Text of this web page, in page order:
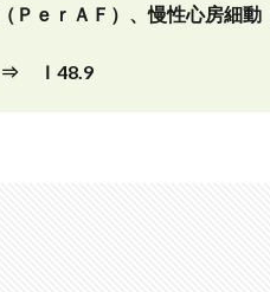
ＰｅｒＡＦ）、慢性心房細
⇒ Ｉ48.9